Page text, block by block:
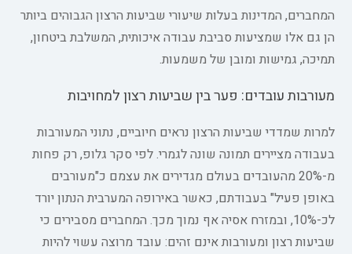
המחברים, המדינות בעלות שיעורי שביעות הרצון הגבוהים ביותר
הן גם אלו שמציעות סביבת עבודה איכותית, המשלבת ביטחון,
תמיכה, גמישות ומובן של משמעות.
מעורבות עובדים: פער בין שביעות רצון למחויבות
למרות שמדדי שביעות הרצון נראים חיוביים, נתוני המעורבות
בעבודה מציירים תמונה שונה לגמרי. לפי סקר גלופ, רק פחות
מ-20% מהעובדים בעולם מגדירים את עצמם כ"מעורבים
באופן פעיל" בעבודתם, כאשר באירופה המערבית הנתון יורד
לכ-10%, ובמזרח אסיה אף נמוך מכך. המחברים מסבירים כי
שביעות רצון ומעורבות אינם זהים: עובד מרוצה עשוי להיות